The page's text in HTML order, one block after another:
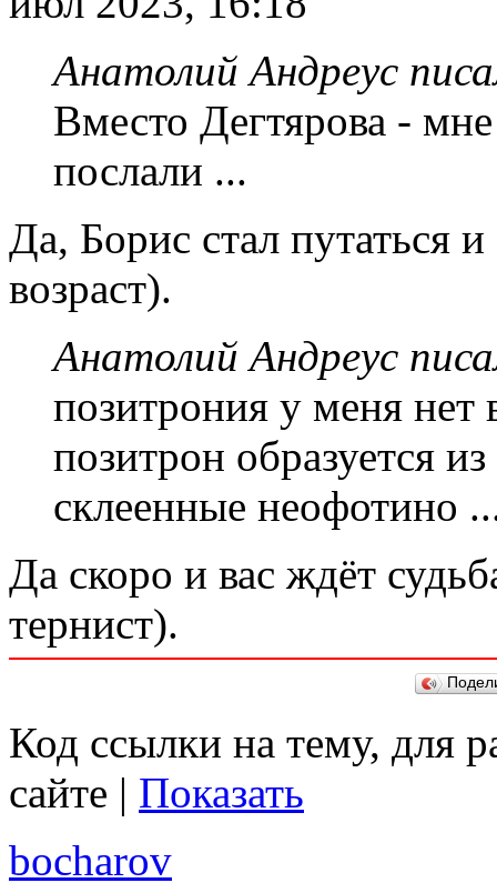
Анатолий Андреус
Вместо Дегтярова -
послали ...
Да, Борис стал путаться и
возраст).
Анатолий Андреус
позитрония у меня нет
позитрон образуется
склеенные неофотино
Да скоро и вас ждёт
тернист).
Код ссылки на тему, для
сайте | Показать
bocharov